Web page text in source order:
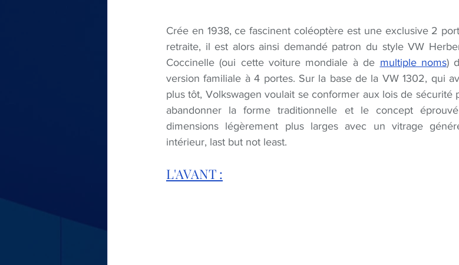
Crée en 1938, ce fascinent coléoptère est une exclusive 2
retraite, il est alors ainsi demandé patron du style VW
Coccinelle (oui cette voiture mondiale à de multiple noms)
version familiale à 4 portes. Sur la base de la VW 1302, qui
plus tôt, Volkswagen voulait se conformer aux lois de sécurité
abandonner la forme traditionnelle et le concept
dimensions légèrement plus larges avec un vitrage
intérieur, last but not least.
L'AVANT :